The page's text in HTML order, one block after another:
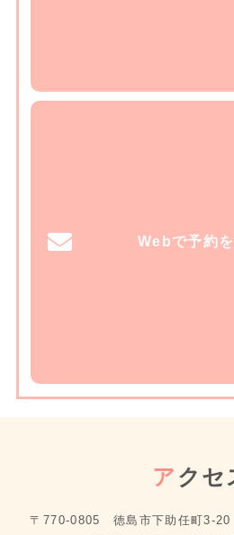
Webで予約
ア クセ
〒770-0805 徳島市下助任町3-20